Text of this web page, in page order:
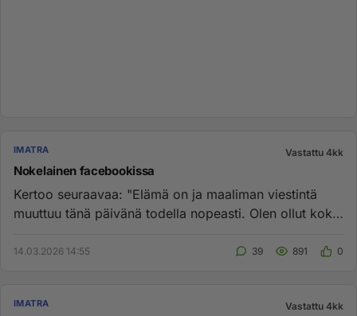
IMATRA Vastattu 4kk
Nokelainen facebookissa
Kertoo seuraavaa: "Elämä on ja maaliman viestintä
muuttuu tänä päivänä todella nopeasti. Olen ollut koko
14.03.2026 14:55 39 891 0
IMATRA Vastattu 4kk